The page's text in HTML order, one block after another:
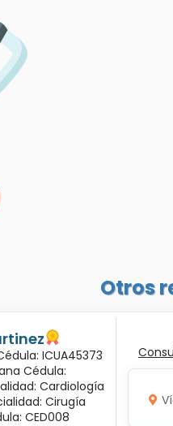
Otros
ICUA45373
Cédula:
Cardiología
Cirugía
CED008